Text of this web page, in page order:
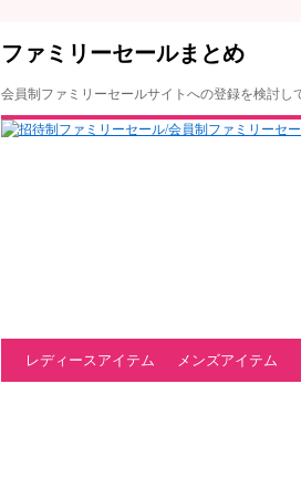
ファミリーセールまとめ
会員制ファミリーセールサイトへの登録を検討
レディースアイテム メンズアイテム